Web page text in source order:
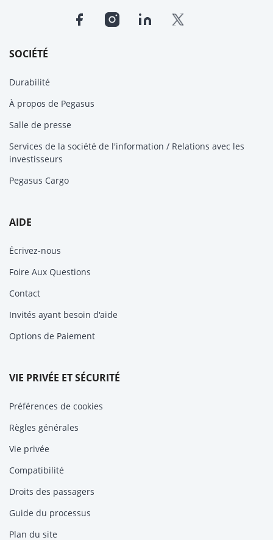
SOCIÉTÉ
Durabilité
À propos de Pegasus
Salle de presse
Services de la société de l'information / Relations avec les
investisseurs
Pegasus Cargo
AIDE
Écrivez-nous
Foire Aux Questions
Contact
Invités ayant besoin d'aide
Options de Paiement
VIE PRIVÉE ET SÉCURITÉ
Préférences de cookies
Règles générales
Vie privée
Compatibilité
Droits des passagers
Guide du processus
Plan du site